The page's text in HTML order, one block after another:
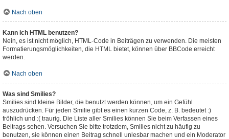
Nach oben
Kann ich HTML benutzen?
Nein, es ist nicht möglich, HTML-Code in Beiträgen zu verwenden. Die meisten
Formatierungsmöglichkeiten, die HTML bietet, können über BBCode erreicht
werden.
Nach oben
Was sind Smilies?
Smilies sind kleine Bilder, die benutzt werden können, um ein Gefühl
auszudrücken. Für jeden Smilie gibt es einen kurzen Code, z. B. bedeutet :)
fröhlich und :( traurig. Die Liste aller Smilies können Sie beim Verfassen eines
Beitrags sehen. Versuchen Sie bitte trotzdem, Smilies nicht zu häufig zu
benutzen, sie können einen Beitrag schnell unlesbar machen und ein Moderator